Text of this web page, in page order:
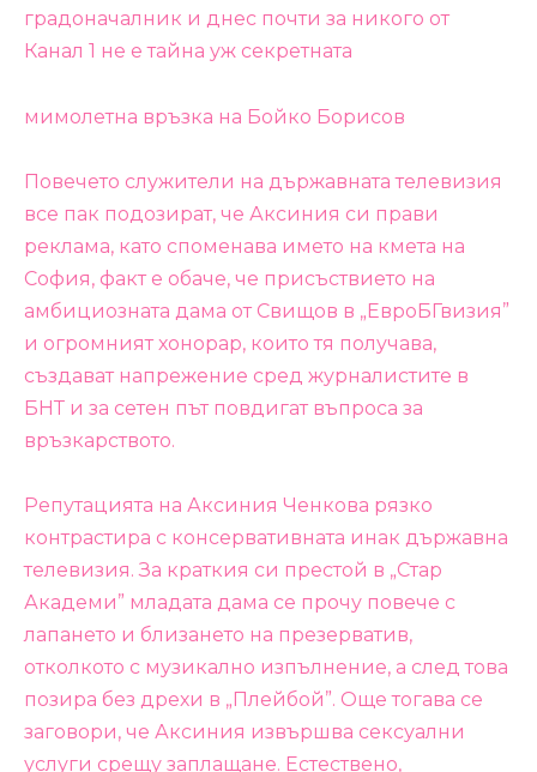
градоначалник и днес почти за никого от
Канал 1 не е тайна уж секретната
мимолетна връзка на Бойко Борисов
Повечето служители на държавната телевизия
все пак подозират, че Аксиния си прави
реклама, като споменава името на кмета на
София, факт е обаче, че присъствието на
амбициозната дама от Свищов в „ЕвроБГвизия”
и огромният хонорар, които тя получава,
създават напрежение сред журналистите в
БНТ и за сетен път повдигат въпроса за
връзкарството.
Репутацията на Аксиния Ченкова рязко
контрастира с консервативната инак държавна
телевизия. За краткия си престой в „Стар
Академи” младата дама се прочу повече с
лапането и близането на презерватив,
отколкото с музикално изпълнение, а след това
позира без дрехи в „Плейбой”. Още тогава се
заговори, че Аксиния извършва сексуални
услуги срещу заплащане. Естествено,